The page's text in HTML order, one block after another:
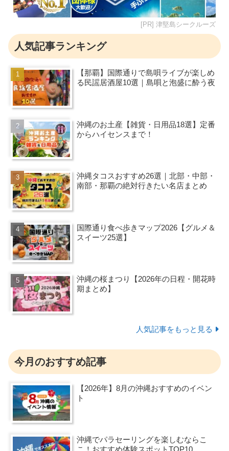
[PR] 津堅島シークルーズ
人気記事ランキング
【那覇】国際通りで島唄ライブが楽しめ
る民謡居酒屋10選｜島唄と泡盛に酔う夜
沖縄のお土産【雑貨・日用品18選】定番
からハイセンスまで！
沖縄タコスおすすめ26選｜北部・中部・
南部・那覇の絶対行きたい名店まとめ
国際通り食べ歩きマップ2026【グルメ＆
スイーツ25選】
沖縄の桜まつり【2026年の日程・開花時
期まとめ】
人気記事をもっと見る
今月のおすすめ記事
【2026年】8月の沖縄おすすめのイベン
ト
沖縄でパラセーリングを楽しむならこ